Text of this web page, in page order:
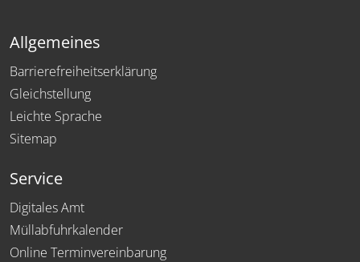
Allgemeines
Barrierefreiheitserklärung
Gleichstellung
Leichte Sprache
Sitemap
Service
Digitales Amt
Müllabfuhrkalender
Online Terminvereinbarung